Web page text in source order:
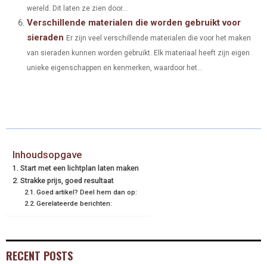
wereld. Dit laten ze zien door...
Verschillende materialen die worden gebruikt voor
sieraden Er zijn veel verschillende materialen die voor het maken
van sieraden kunnen worden gebruikt. Elk materiaal heeft zijn eigen
unieke eigenschappen en kenmerken, waardoor het...
Inhoudsopgave
Start met een lichtplan laten maken
Strakke prijs, goed resultaat
Goed artikel? Deel hem dan op:
Gerelateerde berichten:
RECENT POSTS